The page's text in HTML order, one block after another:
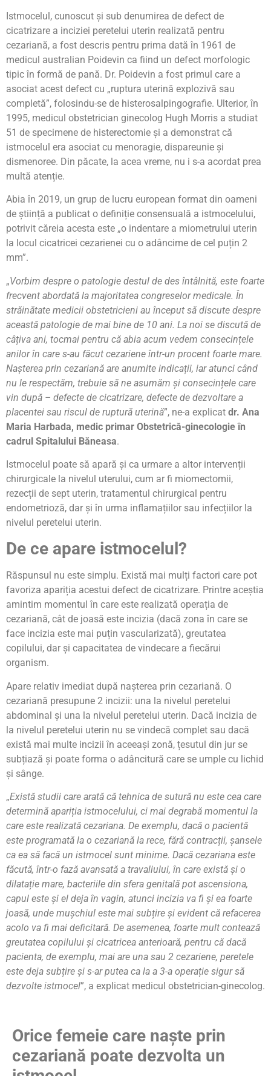
Istmocelul, cunoscut și sub denumirea de defect de
cicatrizare a inciziei peretelui uterin realizată pentru
cezariană, a fost descris pentru prima dată în 1961 de
medicul australian Poidevin ca fiind un defect morfologic
tipic în formă de pană. Dr. Poidevin a fost primul care a
asociat acest defect cu „ruptura uterină explozivă sau
completă”, folosindu-se de histerosalpingografie. Ulterior, în
1995, medicul obstetrician ginecolog Hugh Morris a studiat
51 de specimene de histerectomie și a demonstrat că
istmocelul era asociat cu menoragie, dispareunie și
dismenoree. Din păcate, la acea vreme, nu i s-a acordat prea
multă atenție.
Abia în 2019, un grup de lucru european format din oameni
de știință a publicat o definiție consensuală a istmocelului,
potrivit căreia acesta este „o indentare a miometrului uterin
la locul cicatricei cezarienei cu o adâncime de cel puțin 2
mm”.
„Vorbim despre o patologie destul de des întâlnită, este foarte
frecvent abordată la majoritatea congreselor medicale. În
străinătate medicii obstetricieni au început să discute despre
această patologie de mai bine de 10 ani. La noi se discută de
câțiva ani, tocmai pentru că abia acum vedem consecințele
anilor în care s-au făcut cezariene într-un procent foarte mare.
Nașterea prin cezariană are anumite indicații, iar atunci când
nu le respectăm, trebuie să ne asumăm și consecințele care
vin după – defecte de cicatrizare, defecte de dezvoltare a
placentei sau riscul de ruptură uterină”, ne-a explicat dr. Ana
Maria Harbada, medic primar Obstetrică-ginecologie în
cadrul Spitalului Băneasa.
Istmocelul poate să apară și ca urmare a altor intervenții
chirurgicale la nivelul uterului, cum ar fi miomectomii,
rezecții de sept uterin, tratamentul chirurgical pentru
endometrioză, dar și în urma inflamațiilor sau infecțiilor la
nivelul peretelui uterin.
De ce apare istmocelul?
Răspunsul nu este simplu. Există mai mulți factori care pot
favoriza apariția acestui defect de cicatrizare. Printre aceștia
amintim momentul în care este realizată operația de
cezariană, cât de joasă este incizia (dacă zona în care se
face incizia este mai puțin vascularizată), greutatea
copilului, dar și capacitatea de vindecare a fiecărui
organism.
Apare relativ imediat după nașterea prin cezariană. O
cezariană presupune 2 incizii: una la nivelul peretelui
abdominal și una la nivelul peretelui uterin. Dacă incizia de
la nivelul peretelui uterin nu se vindecă complet sau dacă
există mai multe incizii în aceeași zonă, țesutul din jur se
subțiază și poate forma o adâncitură care se umple cu lichid
și sânge.
„Există studii care arată că tehnica de sutură nu este cea care
determină apariția istmocelului, ci mai degrabă momentul la
care este realizată cezariana. De exemplu, dacă o pacientă
este programată la o cezariană la rece, fără contracții, șansele
ca ea să facă un istmocel sunt minime. Dacă cezariana este
făcută, într-o fază avansată a travaliului, în care există și o
dilatație mare, bacteriile din sfera genitală pot ascensiona,
capul este și el deja în vagin, atunci incizia va fi și ea foarte
joasă, unde mușchiul este mai subțire și evident că refacerea
acolo va fi mai deficitară. De asemenea, foarte mult contează
greutatea copilului și cicatricea anterioară, pentru că dacă
pacienta, de exemplu, mai are una sau 2 cezariene, peretele
este deja subțire și s-ar putea ca la a 3-a operație sigur să
dezvolte istmocel”, a explicat medicul obstetrician-ginecolog.
Orice femeie care naște prin
cezariană poate dezvolta un